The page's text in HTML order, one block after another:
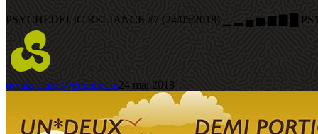
PSYCHEDELIC RELIANCE #7 (24/05/2018) ▁ ▂ ▄ ▅ ▆ ▇ █
orvain.claire@gmail.com24 mai 2018
ROCK